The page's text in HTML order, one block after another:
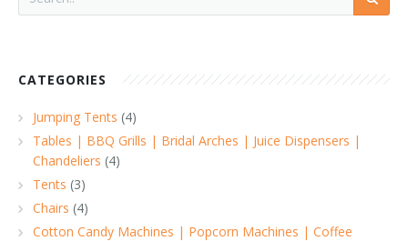
CATEGORIES
Jumping Tents (4)
Tables | BBQ Grills | Bridal Arches | Juice Dispensers |
Chandeliers (4)
Tents (3)
Chairs (4)
Cotton Candy Machines | Popcorn Machines | Coffee